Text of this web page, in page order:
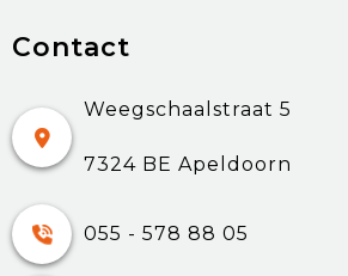
Contact
Weegschaalstraat 5
7324 BE Apeldoorn
055 - 578 88 05